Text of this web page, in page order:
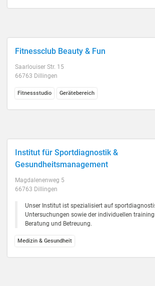
Fitnessclub Beauty & Fun
Saarlouiser Str. 15
66763 Dillingen
Fitnessstudio Gerätebereich
Institut für Sportdiagnostik &
Gesundheitsmanagement
Magdalenenweg 5
66763 Dillingen
Unser Institut ist spezialisiert auf
Untersuchungen sowie der individuellen
Beratung und Betreuung.
Medizin & Gesundheit